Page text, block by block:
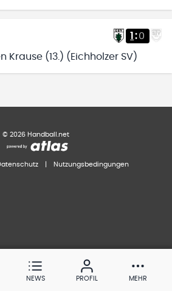
1 :0
Krause (13.) (Eichholzer SV)
© 2026 Handball.net
Nutzungsbedingungen
NEWS PROFIL MEHR